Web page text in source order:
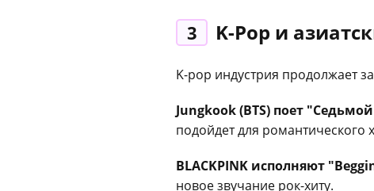
3 K-Pop и
K-pop индустрия продолжает
Jungkook (BTS) поет
подойдет для романтического
BLACKPINK исполняют
новое звучание рок-хиту.